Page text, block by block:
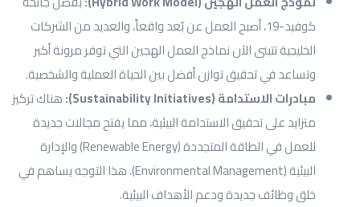
كوفيد-19، أصبح العمل عن بُعد واقعاً، والعديد من الشركات
الخليجية تتبنى الآن نماذج العمل الهجين التي توفر مرونة أكبر
وتساعد في تحقيق توازن أفضل بين الحياة العملية والشخصية.
مبادرات الاستدامة (Sustainability Initiatives):
هناك تركيز
متزايد على تحقيق الاستدامة البيئية، مما يفتح مجالات جديدة
للعمل في الطاقة المتجددة (Renewable Energy) والإدارة
البيئية (Environmental Management). هذا التوجه يساهم في
خلق وظائف جديدة ودعم الأهداف البيئية.